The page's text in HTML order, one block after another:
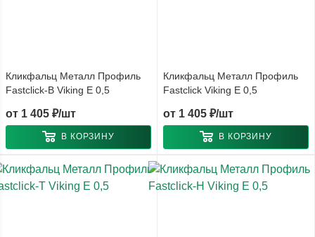
Кликфальц Металл Профиль
Fastclick-B Viking E 0,5
от 1 405 ₽/шт
В КОРЗИНУ
Кликфальц Металл Профиль
Fastclick Viking E 0,5
от 1 405 ₽/шт
В КОРЗИНУ